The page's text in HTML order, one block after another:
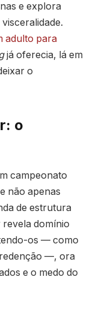
e explora
adulto para
já oferecia, lá em
o
o
campeonato
não apenas
de estrutura
revela domínio
os — como
—, ora
e o medo do